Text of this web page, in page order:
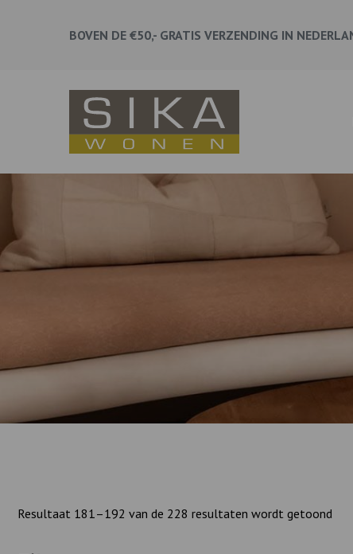
BOVEN DE €50,- GRATIS VERZENDING IN
Resultaat 181–192 van de 228 resultaten wordt getoond